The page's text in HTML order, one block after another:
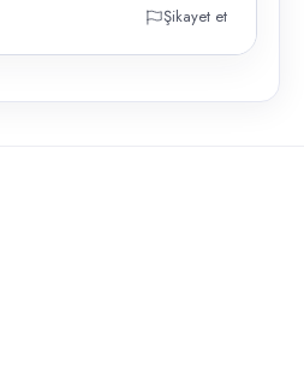
Şikayet et